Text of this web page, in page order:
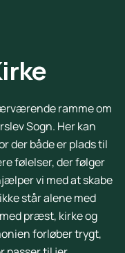
ramme om
Sogn. Her kan
der både er plads til
følelser, der følger
vi med at skabe
står alene med
præst, kirke og
forløber trygt,